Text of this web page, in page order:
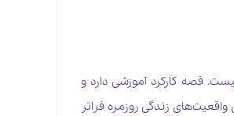
قصه کارکرد آموزشی دارد و
زندگی روزمره فراتر